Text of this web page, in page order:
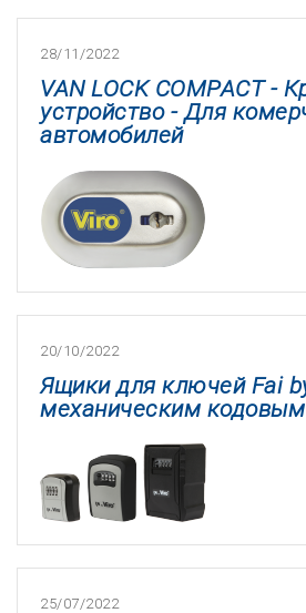
28/11/2022
VAN LOCK COMPACT -
устройство - Для
автомобилей
20/10/2022
Ящики для ключей Fai
механическим
25/07/2022